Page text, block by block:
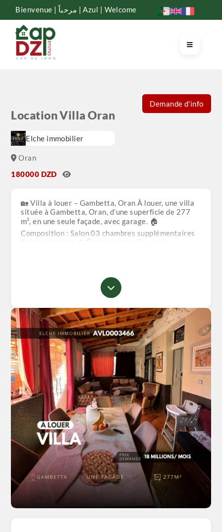
Bienvenue | مرحباً | Azul | Welcome
Location Villa Oran
Elche immobilier
Oran
180000 DZD
Demande d'info
🏡 Villa à louer – Gambetta, Oran À louer, une villa
située à Gambetta, Oran, d’une superficie de 277
m², en une seule façade, avec garage. 🏠
Composition : Salon 03 chambres supplémentaires
Cuisine équipée ⚙️ Équipements : Eau, gaz,